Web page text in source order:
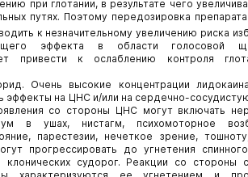
при глотании, в результате чего
путях. Поэтому передозировка
к незначительному увеличению риска
эффекта в области голосовой
привести к ослаблению контроля
Очень высокие концентрации
эффекты на ЦНС и/или на сердечно-
со стороны ЦНС могут включать
в ушах, нистагм, психомоторное
парестезии, нечеткое зрение,
прогрессировать до угнетения
клонических судорог. Реакции со стороны